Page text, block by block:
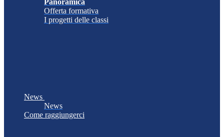
Panoramica
Offerta formativa
I progetti delle classi
News
News
Come raggiungerci